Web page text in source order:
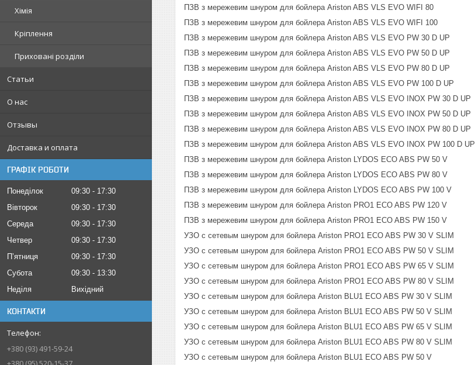
Хімія
Кріплення
Приховані розділи
Статьи
О нас
Отзывы
Доставка и оплата
ГРАФІК РОБОТИ
Понеділок 09:30
17:30
Вівторок
09:30
17:30
Середа
09:30
17:30
Четвер
09:30
17:30
Пʼятниця
09:30
17:30
Субота
09:30
13:30
Неділя
Вихідний
КОНТАКТИ
+380 (93) 491-59-24
ПЗВ з мережевим шнуром для бойлера Ariston ABS VLS EVO WIFI 80
ПЗВ з мережевим шнуром для бойлера Ariston ABS VLS EVO WIFI 100
ПЗВ з мережевим шнуром для бойлера Ariston ABS VLS EVO PW 30 D UP
ПЗВ з мережевим шнуром для бойлера Ariston ABS VLS EVO PW 50 D UP
ПЗВ з мережевим шнуром для бойлера Ariston ABS VLS EVO PW 80 D UP
ПЗВ з мережевим шнуром для бойлера Ariston ABS VLS EVO PW 100 D UP
ПЗВ з мережевим шнуром для бойлера Ariston ABS VLS EVO INOX PW 30 D UP
ПЗВ з мережевим шнуром для бойлера Ariston ABS VLS EVO INOX PW 50 D UP
ПЗВ з мережевим шнуром для бойлера Ariston ABS VLS EVO INOX PW 80 D UP
ПЗВ з мережевим шнуром для бойлера Ariston ABS VLS EVO INOX PW 100 D UP
ПЗВ з мережевим шнуром для бойлера Ariston LYDOS ECO ABS PW 50 V
ПЗВ з мережевим шнуром для бойлера Ariston LYDOS ECO ABS PW 80 V
ПЗВ з мережевим шнуром для бойлера Ariston LYDOS ECO ABS PW 100 V
ПЗВ з мережевим шнуром для бойлера Ariston PRO1 ECO ABS PW 120 V
ПЗВ з мережевим шнуром для бойлера Ariston PRO1 ECO ABS PW 150 V
УЗО с сетевым шнуром для бойлера Ariston PRO1 ECO ABS PW 30 V SLIM
УЗО с сетевым шнуром для бойлера Ariston PRO1 ECO ABS PW 50 V SLIM
УЗО с сетевым шнуром для бойлера Ariston PRO1 ECO ABS PW 65 V SLIM
УЗО с сетевым шнуром для бойлера Ariston PRO1 ECO ABS PW 80 V SLIM
УЗО с сетевым шнуром для бойлера Ariston BLU1 ECO ABS PW 30 V SLIM
УЗО с сетевым шнуром для бойлера Ariston BLU1 ECO ABS PW 50 V SLIM
УЗО с сетевым шнуром для бойлера Ariston BLU1 ECO ABS PW 65 V SLIM
УЗО с сетевым шнуром для бойлера Ariston BLU1 ECO ABS PW 80 V SLIM
УЗО с сетевым шнуром для бойлера Ariston BLU1 ECO ABS PW 50 V